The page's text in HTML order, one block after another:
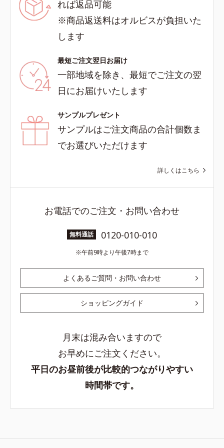
れば返品可能
※商品返送料はオルビスが負担いた
します
最短ご注文翌日お届け
一部地域を除き、最短でご注文の翌
日にお届けいたします
サンプルプレゼント
サンプルはご注文商品の合計個数ま
でお選びいただけます
詳しくはこちら
お電話でのご注文・お問い合わせ
無料通話 0120-010-010
午前9時より午後7時まで
よくあるご質問・お問い合わせ
ショッピングガイド
月末は混み合いますので
お早めにご注文ください。
平日のお昼前後が比較的つながりやすい
時間帯です。